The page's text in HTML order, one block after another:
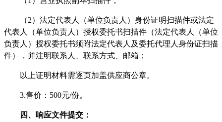
（2）法定代表人 （单位负责人 ） 身份证明扫描件或法定
代表人
（单位负责人 ） 授权委托书扫描件 （法定代表人 （单位
负责人 ） 授权委托书须附法定代表人及委托代理人身份证扫描
件） ， 并注明联系人、联系方式、邮箱 ；
以上证明材料需逐页加盖供应商公章。
3.售价 ： 500元/份。
四、响应文件提交：